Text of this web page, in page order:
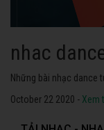
nhac
Những bài nhạc dance
October 22 2020 - Xem